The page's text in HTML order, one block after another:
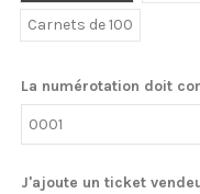
Carnets de 100
La numérotation doit
J'ajoute un ticket